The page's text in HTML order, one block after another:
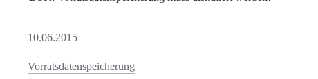
10.06.2015
Vorratsdatenspeicherung